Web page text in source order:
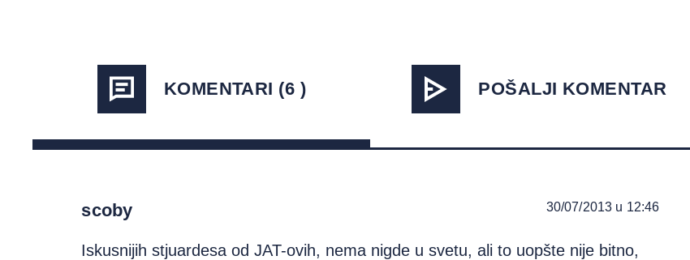
KOMENTARI (6 ) POŠALJI KOMENTAR
scoby 30/07/2013 u 12:46
Iskusnijih stjuardesa od JAT-ovih, nema nigde u svetu, ali to uopšte nije bitno,